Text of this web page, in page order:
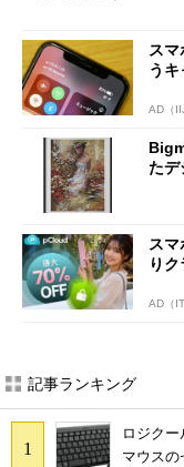
ス
うキ
AD（
たデ
ス
り
AD（
記事ランキング
ロジク
マウス